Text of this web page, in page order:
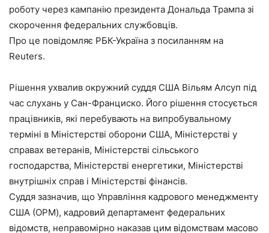
роботу через кампанію президента Дональда Трампа зі
скорочення федеральних службовців.
Про це повідомляє РБК-Україна з посиланням на
Reuters.
Рішення ухвалив окружний суддя США Вільям Алсуп під
час слухань у Сан-Франциско. Його рішення стосується
працівників, які перебувають на випробувальному
терміні в Міністерстві оборони США, Міністерстві у
справах ветеранів, Міністерстві сільського
господарства, Міністерстві енергетики, Міністерстві
внутрішніх справ і Міністерстві фінансів.
Суддя зазначив, що Управління кадрового менеджменту
США (OPM), кадровий департамент федеральних
відомств, неправомірно наказав цим відомствам масово